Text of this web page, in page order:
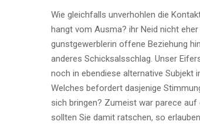
Wie gleichfalls unverhohlen die
hangt vom Ausma? ihr Neid nicht
gunstgewerblerin offene Beziehung
anderes Schicksalsschlag. Unser
noch in ebendiese alternative Subjekt
Welches befordert dasjenige
sich bringen? Zumeist war parece auf
sollten Sie damit ratschen, so